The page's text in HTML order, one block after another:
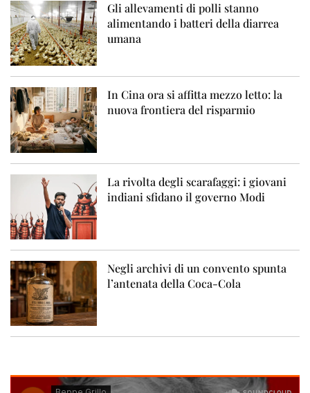
Gli allevamenti di polli stanno
alimentando i batteri della diarrea
umana
In Cina ora si affitta mezzo letto: la
nuova frontiera del risparmio
La rivolta degli scarafaggi: i giovani
indiani sfidano il governo Modi
Negli archivi di un convento spunta
l’antenata della Coca-Cola